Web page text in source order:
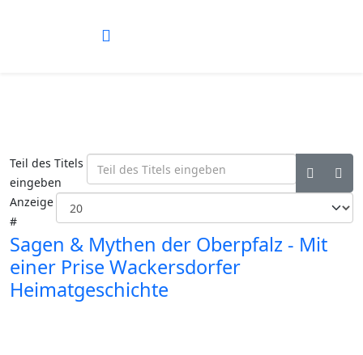
Teil des Titels
eingeben
Anzeige
#
Sagen & Mythen der Oberpfalz - Mit
einer Prise Wackersdorfer
Heimatgeschichte